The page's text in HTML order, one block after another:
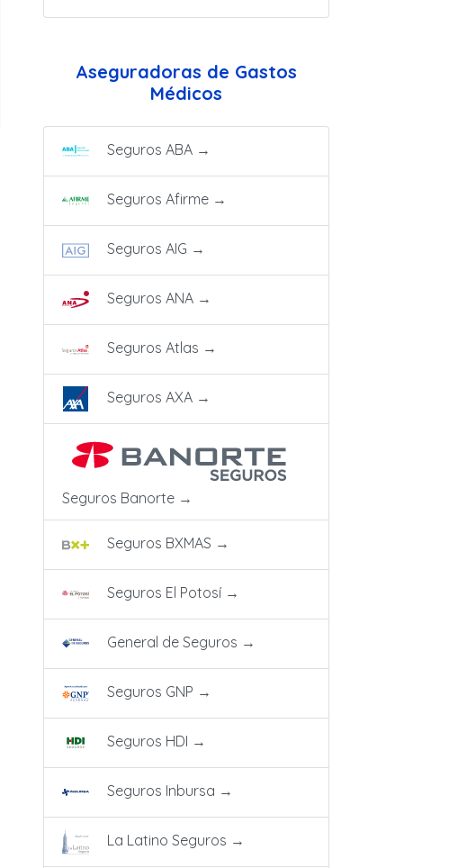
Aseguradoras de Gastos
Médicos
Seguros ABA →
Seguros Afirme →
Seguros AIG →
Seguros ANA →
Seguros Atlas →
Seguros AXA →
Seguros Banorte →
Seguros BXMAS →
Seguros El Potosí →
General de Seguros →
Seguros GNP →
Seguros HDI →
Seguros Inbursa →
La Latino Seguros →